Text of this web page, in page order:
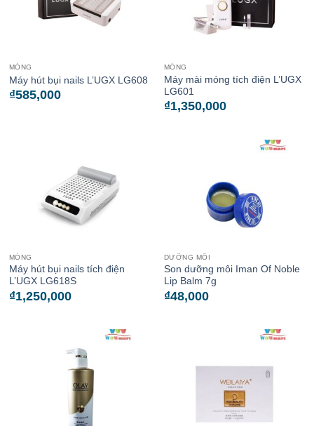
MÓNG
Máy hút bụi nails L’UGX LG608
₫585,000
MÓNG
Máy mài móng tích điện L’UGX
LG601
₫1,350,000
MÓNG
Máy hút bụi nails tích điện
L’UGX LG618S
₫1,250,000
DƯỠNG MÔI
Son dưỡng môi Iman Of Noble
Lip Balm 7g
₫48,000